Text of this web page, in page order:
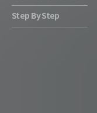
Step By Step